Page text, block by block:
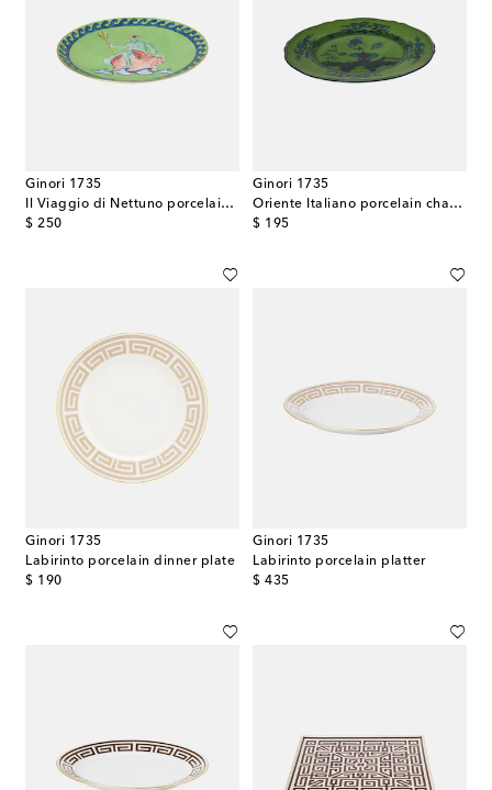
Ginori 1735
Il Viaggio di Nettuno porcelain charger plate by Luke Edward Hall
$ 250
original price
Ginori 1735
Oriente Italiano porcelain charger plate
$ 195
original price
Ginori 1735
Labirinto porcelain dinner plate
$ 190
original price
Ginori 1735
Labirinto porcelain platter
$ 435
original price